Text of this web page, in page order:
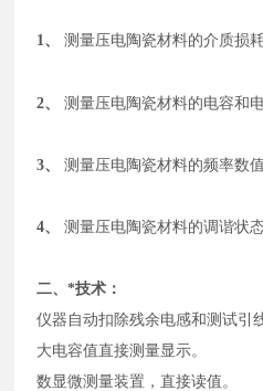
1、测量压电陶瓷材料的介质损
2、测量压电陶瓷材料的电容和
3、测量压电陶瓷材料的频率数值
4、测量压电陶瓷材料的调谐状
二、*技术：
仪器自动扣除残余电感和测试引
大电容值直接测量显示。
数显微测量装置，直接读值。